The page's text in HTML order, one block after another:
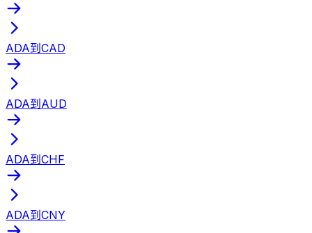
ADA到CAD
ADA到AUD
ADA到CHF
ADA到CNY